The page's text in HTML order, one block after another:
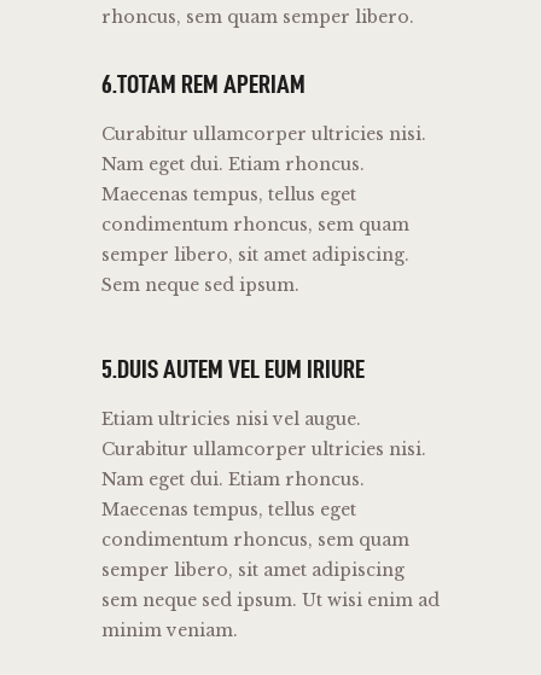
rhoncus, sem quam semper libero.
6.TOTAM REM APERIAM
Curabitur ullamcorper ultricies nisi.
Nam eget dui. Etiam rhoncus.
Maecenas tempus, tellus eget
condimentum rhoncus, sem quam
semper libero, sit amet adipiscing.
Sem neque sed ipsum.
5.DUIS AUTEM VEL EUM IRIURE
Etiam ultricies nisi vel augue.
Curabitur ullamcorper ultricies nisi.
Nam eget dui. Etiam rhoncus.
Maecenas tempus, tellus eget
condimentum rhoncus, sem quam
semper libero, sit amet adipiscing
sem neque sed ipsum. Ut wisi enim ad
minim veniam.